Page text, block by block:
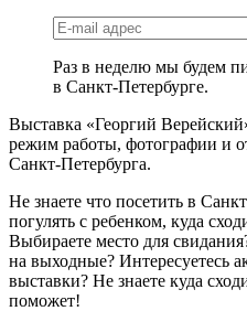
Раз в неделю мы будем
в Санкт-Петербурге.
Выставка «Георгий
режим работы, фотографии и
Санкт-Петербурга.
Не знаете что посетить в
погулять с ребенком, куда
Выбираете место для
на выходные? Интересуетесь
выставки? Не знаете куда
поможет!